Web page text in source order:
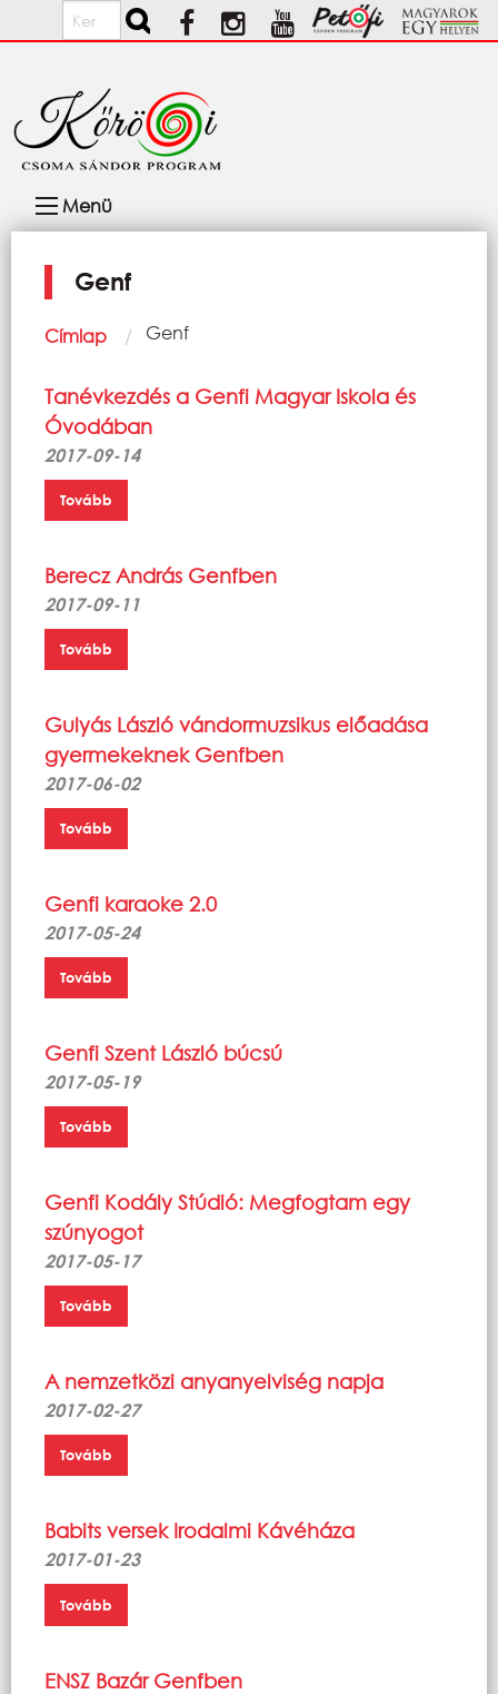
Ugrás a tartalomra
Keresés
navigáció
Menü
Genf
Morzsa
Címlap Current:
Genf
Tanévkezdés a Genfi Magyar Iskola és
Óvodában
2017-09-14
Tovább
Berecz András Genfben
2017-09-11
Tovább
Gulyás László vándormuzsikus előadása
gyermekeknek Genfben
2017-06-02
Tovább
Genfi karaoke 2.0
2017-05-24
Tovább
Genfi Szent László búcsú
2017-05-19
Tovább
Genfi Kodály Stúdió: Megfogtam egy
szúnyogot
2017-05-17
Tovább
A nemzetközi anyanyelviség napja
2017-02-27
Tovább
Babits versek Irodalmi Kávéháza
2017-01-23
Tovább
ENSZ Bazár Genfben